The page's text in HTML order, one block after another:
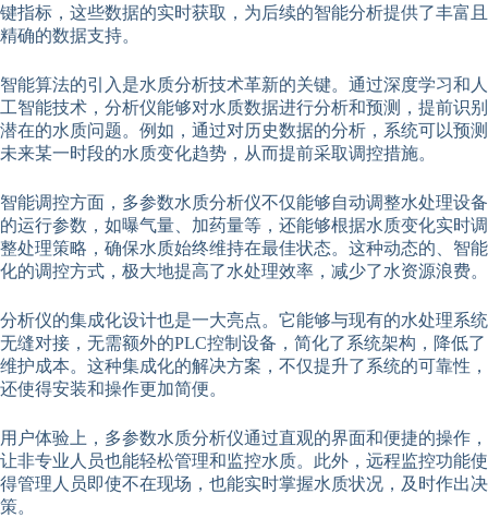
键指标，这些数据的实时获取，为后续的智能分析提供了丰富且
精确的数据支持。
智能算法的引入是水质分析技术革新的关键。通过深度学习和人
工智能技术，分析仪能够对水质数据进行分析和预测，提前识别
潜在的水质问题。例如，通过对历史数据的分析，系统可以预测
未来某一时段的水质变化趋势，从而提前采取调控措施。
智能调控方面，多参数水质分析仪不仅能够自动调整水处理设备
的运行参数，如曝气量、加药量等，还能够根据水质变化实时调
整处理策略，确保水质始终维持在最佳状态。这种动态的、智能
化的调控方式，极大地提高了水处理效率，减少了水资源浪费。
分析仪的集成化设计也是一大亮点。它能够与现有的水处理系统
无缝对接，无需额外的PLC控制设备，简化了系统架构，降低了
维护成本。这种集成化的解决方案，不仅提升了系统的可靠性，
还使得安装和操作更加简便。
用户体验上，多参数水质分析仪通过直观的界面和便捷的操作，
让非专业人员也能轻松管理和监控水质。此外，远程监控功能使
得管理人员即使不在现场，也能实时掌握水质状况，及时作出决
策。